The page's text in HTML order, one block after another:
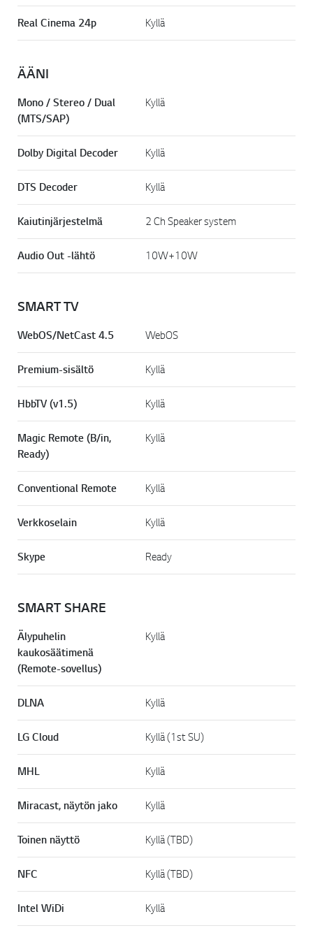
Real Cinema 24p Kyllä
ÄÄNI
Mono / Stereo / Dual
(MTS/SAP)
Kyllä
Dolby Digital Decoder Kyllä
DTS Decoder Kyllä
Kaiutinjärjestelmä 2 Ch Speaker system
Audio Out -lähtö 10W+10W
SMART TV
WebOS/NetCast 4.5 WebOS
Premium-sisältö Kyllä
HbbTV (v1.5) Kyllä
Magic Remote (B/in,
Ready)
Kyllä
Conventional Remote Kyllä
Verkkoselain Kyllä
Skype Ready
SMART SHARE
Älypuhelin
kaukosäätimenä
(Remote-sovellus)
Kyllä
DLNA Kyllä
LG Cloud Kyllä (1st SU)
MHL Kyllä
Miracast, näytön jako Kyllä
Toinen näyttö Kyllä (TBD)
NFC Kyllä (TBD)
Intel WiDi Kyllä